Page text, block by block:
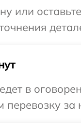
или
в